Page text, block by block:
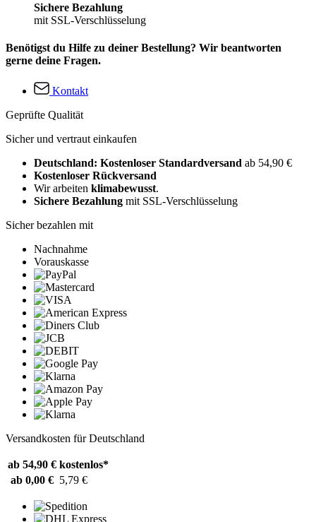
Sichere Bezahlung
mit SSL-Verschlüsselung
Benötigst du Hilfe zu deiner Bestellung? Wir beantworten
gerne deine Fragen.
Kontakt
Geprüfte Qualität
Sicher und vertraut einkaufen
Deutschland: Kostenloser Standardversand ab 54,90 €
Kostenloser Rückversand
Wir arbeiten klimabewusst.
Sichere Bezahlung mit SSL-Verschlüsselung
Sicher bezahlen mit
Nachnahme
Vorauskasse
Versandkosten für Deutschland
ab 54,90 € kostenlos*
ab 0,00 € 5,79 €